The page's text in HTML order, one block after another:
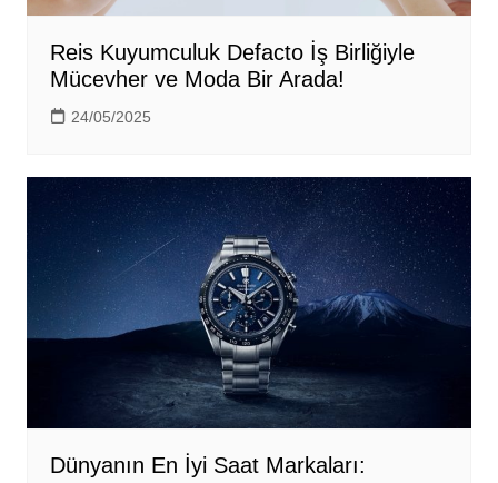
Reis Kuyumculuk Defacto İş Birliğiyle
Mücevher ve Moda Bir Arada!
24/05/2025
Dünyanın En İyi Saat Markaları: